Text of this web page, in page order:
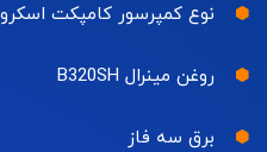
نوع کمپرسور کامپکت اسکرو
روغن مینرال B320SH
برق سه فاز